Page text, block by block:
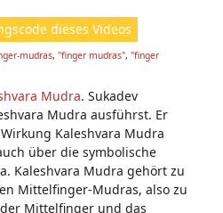
n:
dieses Videos
mudras, "finger mudras", "finger
Mudra. Sukadev
Mudra ausführst. Er
Kaleshvara Mudra
über die symbolische
Kaleshvara Mudra gehört zu
Mittelfinger-Mudras, also zu
Mittelfinger und das